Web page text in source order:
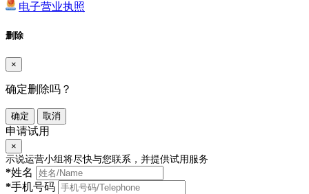
电子营业执照
删除
×
确定删除吗？
确定 取消
申请试用
×
示说运营小组将尽快与您联系，并提供试用服务
*姓名
*手机号码